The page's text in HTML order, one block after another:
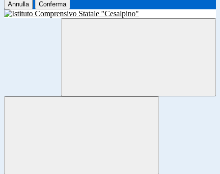
Annulla Conferma